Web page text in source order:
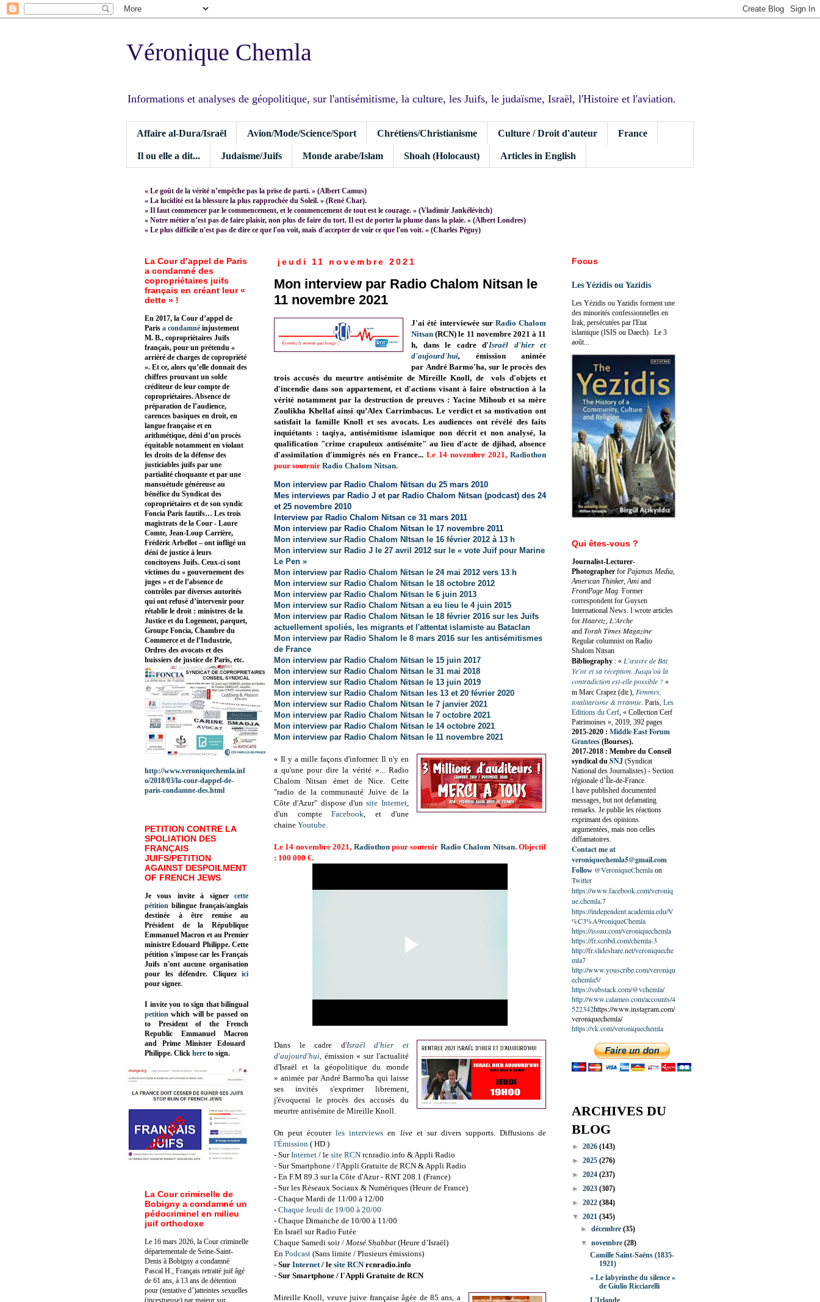
Véronique Chemla
Informations et analyses de géopolitique, sur l'antisémitisme, la culture, les Juifs, le judaïsme, Israël, l'Histoire et l'aviation.
Affaire al-Dura/Israël Avion/Mode/Science/Sport Chrétiens/Christianisme Culture / Droit d'auteur France
Il ou elle a dit... Judaïsme/Juifs Monde arabe/Islam Shoah (Holocaust) Articles in English
« Le goût de la vérité n’empêche pas la prise de parti. » (Albert Camus)
« La lucidité est la blessure la plus rapprochée du Soleil. » (René Char).
« Il faut commencer par le commencement, et le commencement de tout est le courage. » (Vladimir Jankélévitch)
« Notre métier n’est pas de faire plaisir, non plus de faire du tort. Il est de porter la plume dans la plaie. » (Albert Londres)
« Le plus difficile n'est pas de dire ce que l'on voit, mais d'accepter de voir ce que l'on voit. » (Charles Péguy)
jeudi 11 novembre 2021
Mon interview par Radio Chalom Nitsan le
11 novembre 2021
J'ai été interviewée sur Radio Chalom
Nitsan (RCN) le 11 novembre 2021 à 11
h, dans le cadre d'Israël d'hier et
d'aujourd'hui, émission
animée
par André Barmo'ha, sur le procès des
trois accusés du meurtre antisémite de Mireille Knoll, de vols d'objets et
d'incendie dans son appartement, et d'actions visant à faire obstruction à la
vérité notamment par la destruction de preuves : Yacine Mihoub et sa mère
Zoulikha Khellaf ainsi qu’Alex Carrimbacus. Le verdict et sa motivation ont
satisfait la famille Knoll et ses avocats. Les audiences ont révélé des faits
inquiétants : taqiya, antisémitisme islamique non décrit et non analysé, la
qualification "crime crapuleux antisémite" au lieu d'acte de djihad, absence
d'assimilation d'immigrés nés en France... Le 14 novembre 2021, Radiothon
pour soutenir Radio Chalom Nitsan.
Mon interview par Radio Chalom Nitsan du 25 mars 2010
Mes interviews par Radio J et par Radio Chalom Nitsan (podcast) des 24
et 25 novembre 2010
Interview par Radio Chalom Nitsan ce 31 mars 2011
Mon interview par Radio Chalom Nitsan le 17 novembre 2011
Mon interview sur Radio Chalom NItsan le 16 février 2012 à 13 h
Mon interview sur Radio J le 27 avril 2012 sur le « vote Juif pour Marine
Le Pen »
Mon interview par Radio Chalom Nitsan le 24 mai 2012 vers 13 h
Mon interview sur Radio Chalom Nitsan le 18 octobre 2012
Mon interview par Radio Chalom Nitsan le 6 juin 2013
Mon interview sur Radio Chalom Nitsan a eu lieu le 4 juin 2015
Mon interview par Radio Chalom Nitsan le 18 février 2016 sur les Juifs
actuellement spoliés, les migrants et l'attentat islamiste au Bataclan
Mon interview par Radio Shalom le 8 mars 2016 sur les antisémitismes
de France
Mon interview par Radio Chalom Nitsan le 15 juin 2017
Mon interview sur Radio Chalom Nitsan le 31 mai 2018
Mon interview sur Radio Chalom Nitsan le 13 juin 2019
Mon interview sur Radio Chalom Nitsan les 13 et 20 février 2020
Mon interview sur Radio Chalom Nitsan le 7 janvier 2021
Mon interview par Radio Chalom Nitsan le 7 octobre 2021
Mon interview par Radio Chalom Nitsan le 14 octobre 2021
Mon interview par Radio Chalom Nitsan le 11 novembre 2021
« Il y a mille façons d'informer. Il n'y en
a qu'une pour dire la vérité »... Radio
Chalom Nitsan émet de Nice. Cette
"radio de la communauté Juive de la
Côte d'Azur" dispose d'unsite Internet,
d'un compteFacebook, et d'une
chaine Youtube.
Le 14 novembre 2021, Radiothonpour soutenir Radio Chalom Nitsan. Objectif
: 100 000 €.
Dans le cadre d'Israël d'hier et
d'aujourd'hui, émission« sur l'actualité
d'Israël et la géopolitique du monde
» animée par André Barmo'ha qui laisse
ses invités s'exprimer librement,
j'évoquerai le procès des accusés du
meurtre antisémite de Mireille Knoll.
On peut écouterles interviews en liveet sur divers supports. Diffusions de
l'Émission ( HD )
- SurInternet / le site RCN rcnradio.info & Appli Radio
- Sur Smartphone / l'Appli Gratuite de RCN & Appli Radio
- En F.M 89.3 sur la Côte d'Azur - RNT 208.1 (France)
- Sur les Réseaux Sociaux & Numériques (Heure de France)
- Chaque Mardi de 11/00 à 12/00
- Chaque Jeudi de 19/00 à 20/00
- Chaque Dimanche de 10/00 à 11/00
En Israël sur Radio Futée
Chaque Samedi soir / Motsé Shabbat (Heure d’Israël)
En Podcast (Sans limite / Plusieurs émissions)
- Sur Internet/ le site RCNrcnradio.info
- Sur Smartphone / l'Appli Gratuite de RCN
Mireille Knoll, veuve juive française âgée de 85 ans, a
La Cour d’appel de Paris
a condamné des
copropriétaires juifs
français en créant leur «
dette » !
En 2017, la Cour d’appel de
Paris a condamné injustement
M. B., copropriétaires Juifs
français, pour un prétendu «
arriéré de charges de copropriété
». Et ce, alors qu’elle donnait des
chiffres prouvant un solde
créditeur de leur compte de
copropriétaires. Absence de
préparation de l’audience,
carences basiques en droit, en
langue française et en
arithmétique, déni d’un procès
équitable notamment en violant
les droits de la défense des
justiciables juifs par une
partialité choquante et par une
mansuétude généreuse au
bénéfice du Syndicat des
copropriétaires et de son syndic
Foncia Paris fautifs… Les trois
magistrats de la Cour - Laure
Comte, Jean-Loup Carrière,
Frédéric Arbellot – ont infligé un
déni de justice à leurs
concitoyens Juifs. Ceux-ci sont
victimes du « gouvernement des
juges » et de l’absence de
contrôles par diverses autorités
qui ont refusé d’intervenir pour
rétablir le droit : ministres de la
Justice et du Logement, parquet,
Groupe Foncia, Chambre du
Commerce et de l’Industrie,
Ordres des avocats et des
huissiers de justice de Paris, etc.
http://www.veroniquechemla.inf
o/2018/03/la-cour-dappel-de-
paris-condamne-des.html
PETITION CONTRE LA
SPOLIATION DES
FRANÇAIS
JUIFS/PETITION
AGAINST DESPOILMENT
OF FRENCH JEWS
Je vous invite à signer cette
pétition bilingue français/anglais
destinée à être remise au
Président de la République
Emmanuel Macron et au Premier
ministre Edouard Philippe. Cette
pétition s'impose car les Français
Juifs n'ont aucune organisation
pour les défendre. Cliquez
ici
pour signer.
I invite you to sign that bilingual
petition which will be passed on
to President of the French
Republic Emmanuel Macron
and Prime Minister Edouard
Philippe. Click here to sign.
La Cour criminelle de
Bobigny a condamné un
pédocriminel en milieu
juif orthodoxe
Le 16 mars 2026, la Cour criminelle
départementale de Seine-Saint-
Denis à Bobigny a condamné
Pascal H., Français retraité juif âgé
de 61 ans, à 13 ans de détention
pour (tentative d’)atteintes sexuelles
(incestueuse) par majeur sur
Focus
Les Yézidis ou Yazidis
Les Yézidis ou Yazidis forment une
des minorités confessionnelles en
Irak, persécutées par l'Etat
islamique (ISIS ou Daech). Le 3
août...
Qui êtes-vous ?
Journalist-Lecturer-
Photographer for Pajamas Media,
American Thinker, Ami and
FrontPage Mag. Former
correspondent for Guysen
International News. I wrote articles
for Haaretz, L'Arche
and Torah Times Magazine
Regular columnist on Radio
Shalom Nitsan
Bibliography : « L’œuvre de Bat
Ye’or et sa réception. Jusqu’où la
contradiction est-elle possible ? »
in Marc Crapez (dir.), Femmes,
totalitarisme & tyrannie. Paris, Les
Editions du Cerf, « Collection Cerf
Patrimoines », 2019, 392 pages
2015-2020 : Middle East Forum
Grantees (Bourses).
2017-2018 : Membre du Conseil
syndical du SNJ (Syndicat
National des Journalistes) - Section
régionale d’Île-de-France.
I have published documented
messages, but not defamating
remarks. Je publie les réactions
exprimant des opinions
argumentées, mais non celles
diffamatoires.
Contact me at
veroniquechemla5@gmail.com
Follow @VeroniqueChemlaon
Twitter
https://www.facebook.com/veroniq
ue.chemla.7
https://independent.academia.edu/V
%C3%A9roniqueChemla
https://issuu.com/veroniquechemla
https://fr.scribd.com/chemla-3
http://fr.slideshare.net/veroniqueche
mla7
http://www.youscribe.com/veroniqu
echemla5/
https://substack.com/@vchemla/
http://www.calameo.com/accounts/4
522342https://www.instagram.com/
veroniquechemla/
https://vk.com/veroniquechemla
ARCHIVES DU
BLOG
► 2026 (143)
► 2025 (276)
► 2024 (237)
► 2023 (307)
► 2022 (384)
▼ 2021 (345)
►décembre(35)
▼novembre(28)
Camille Saint-Saëns (1835-
1921)
« Le labyrinthe du silence »
de Giulio Ricciarelli
L'Irlande